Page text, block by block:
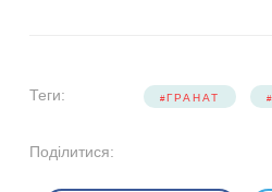
Теги: ГРАНАТ
Поділитися: